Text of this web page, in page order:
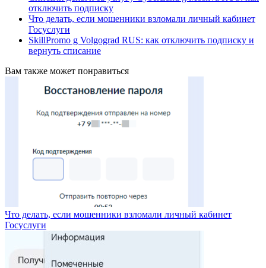
отключить подписку
Что делать, если мошенники взломали личный кабинет
Госуслуги
SkillPromo g Volgograd RUS: как отключить подписку и
вернуть списание
Вам также может понравиться
Что делать, если мошенники взломали личный кабинет
Госуслуги